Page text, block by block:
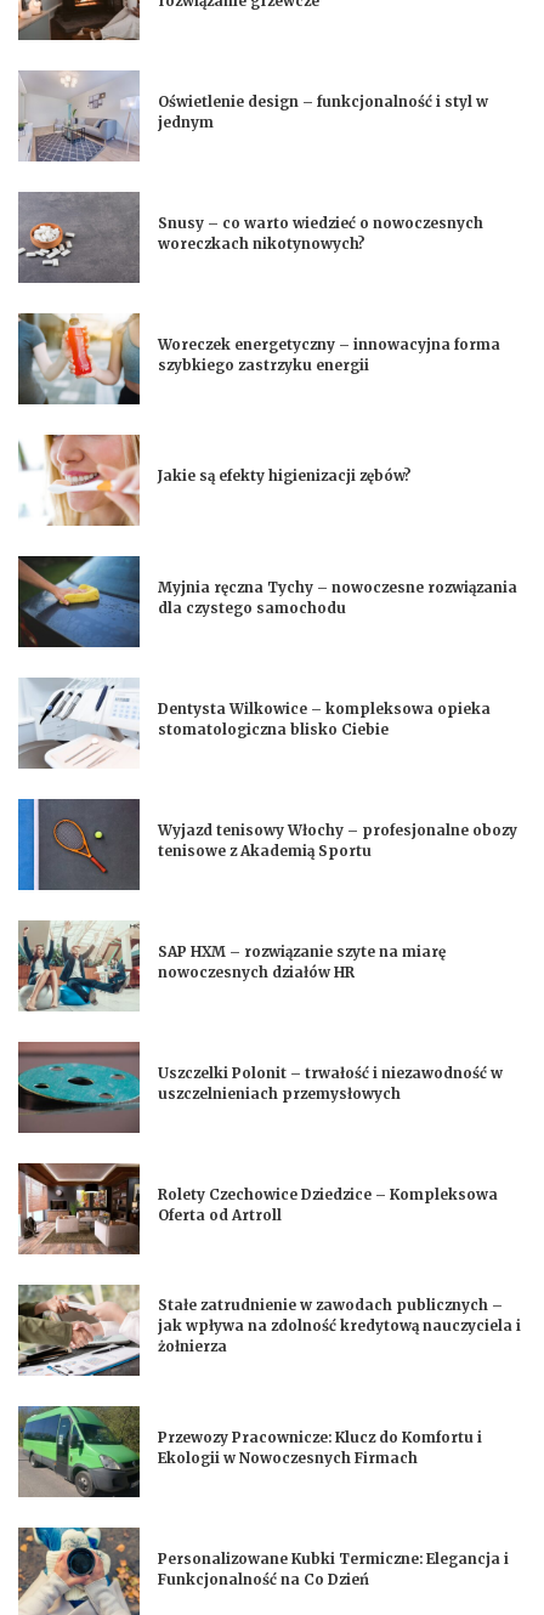
Oświetlenie design – funkcjonalność i styl w
jednym
Snusy – co warto wiedzieć o nowoczesnych
woreczkach nikotynowych?
Woreczek energetyczny – innowacyjna forma
szybkiego zastrzyku energii
Jakie są efekty higienizacji zębów?
Myjnia ręczna Tychy – nowoczesne rozwiązania
dla czystego samochodu
Dentysta Wilkowice – kompleksowa opieka
stomatologiczna blisko Ciebie
Wyjazd tenisowy Włochy – profesjonalne obozy
tenisowe z Akademią Sportu
SAP HXM – rozwiązanie szyte na miarę
nowoczesnych działów HR
Uszczelki Polonit – trwałość i niezawodność w
uszczelnieniach przemysłowych
Rolety Czechowice Dziedzice – Kompleksowa
Oferta od Artroll
Stałe zatrudnienie w zawodach publicznych –
jak wpływa na zdolność kredytową nauczyciela i
żołnierza
Przewozy Pracownicze: Klucz do Komfortu i
Ekologii w Nowoczesnych Firmach
Personalizowane Kubki Termiczne: Elegancja i
Funkcjonalność na Co Dzień